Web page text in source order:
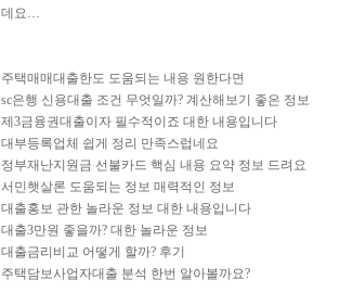
데요…
주택매매대출한도 도움되는 내용 원한다면
sc은행 신용대출 조건 무엇일까? 계산해보기 좋은 정보
제3금융권대출이자 필수적이죠 대한 내용입니다
대부등록업체 쉽게 정리 만족스럽네요
정부재난지원금 선불카드 핵심 내용 요약 정보 드려요
서민햇살론 도움되는 정보 매력적인 정보
대출홍보 관한 놀라운 정보 대한 내용입니다
대출3만원 좋을까? 대한 놀라운 정보
대출금리비교 어떻게 할까? 후기
주택담보사업자대출 분석 한번 알아볼까요?